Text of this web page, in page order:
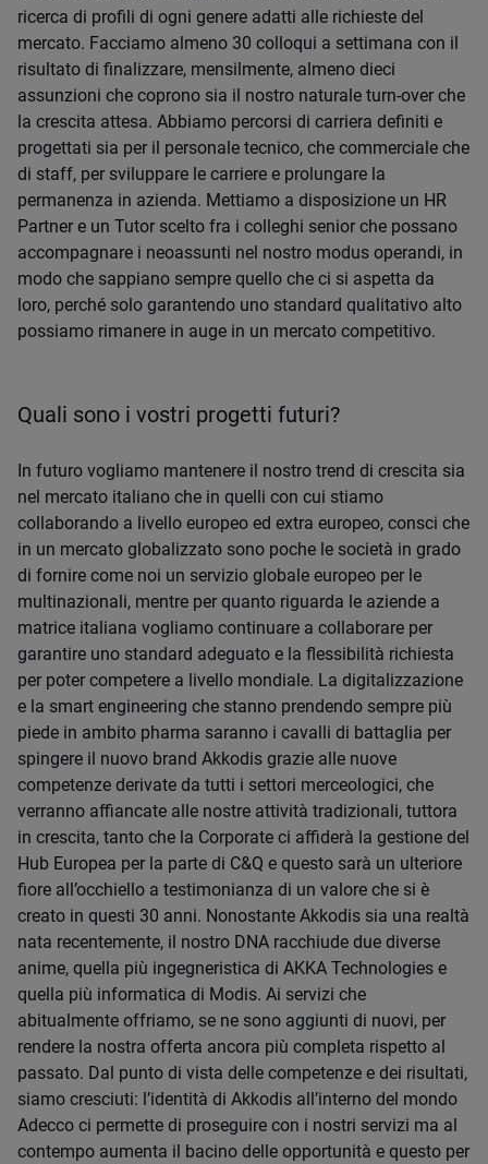
ricerca di profili di ogni genere adatti alle richieste del
mercato. Facciamo almeno 30 colloqui a settimana con il
risultato di finalizzare, mensilmente, almeno dieci
assunzioni che coprono sia il nostro naturale turn-over che
la crescita attesa. Abbiamo percorsi di carriera definiti e
progettati sia per il personale tecnico, che commerciale che
di staff, per sviluppare le carriere e prolungare la
permanenza in azienda. Mettiamo a disposizione un HR
Partner e un Tutor scelto fra i colleghi senior che possano
accompagnare i neoassunti nel nostro modus operandi, in
modo che sappiano sempre quello che ci si aspetta da
loro, perché solo garantendo uno standard qualitativo alto
possiamo rimanere in auge in un mercato competitivo.
Quali sono i vostri progetti futuri?
In futuro vogliamo mantenere il nostro trend di crescita sia
nel mercato italiano che in quelli con cui stiamo
collaborando a livello europeo ed extra europeo, consci che
in un mercato globalizzato sono poche le società in grado
di fornire come noi un servizio globale europeo per le
multinazionali, mentre per quanto riguarda le aziende a
matrice italiana vogliamo continuare a collaborare per
garantire uno standard adeguato e la flessibilità richiesta
per poter competere a livello mondiale. La digitalizzazione
e la smart engineering che stanno prendendo sempre più
piede in ambito pharma saranno i cavalli di battaglia per
spingere il nuovo brand Akkodis grazie alle nuove
competenze derivate da tutti i settori merceologici, che
verranno affiancate alle nostre attività tradizionali, tuttora
in crescita, tanto che la Corporate ci affiderà la gestione del
Hub Europea per la parte di C&Q e questo sarà un ulteriore
fiore all’occhiello a testimonianza di un valore che si è
creato in questi 30 anni. Nonostante Akkodis sia una realtà
nata recentemente, il nostro DNA racchiude due diverse
anime, quella più ingegneristica di AKKA Technologies e
quella più informatica di Modis. Ai servizi che
abitualmente offriamo, se ne sono aggiunti di nuovi, per
rendere la nostra offerta ancora più completa rispetto al
passato. Dal punto di vista delle competenze e dei risultati,
siamo cresciuti: l’identità di Akkodis all’interno del mondo
Adecco ci permette di proseguire con i nostri servizi ma al
contempo aumenta il bacino delle opportunità e questo per